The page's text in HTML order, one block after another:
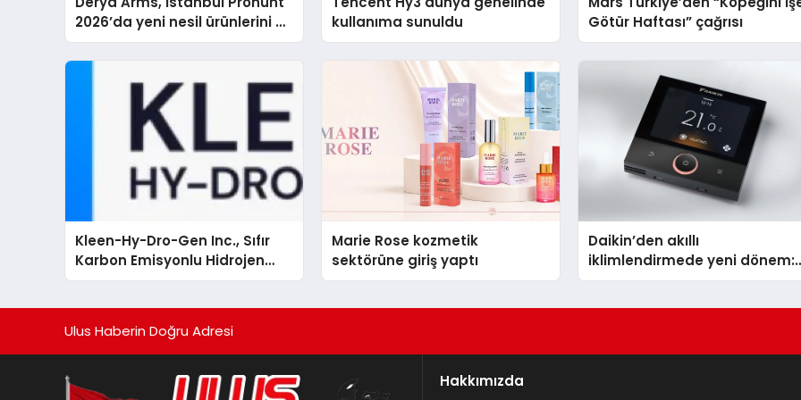
2026’da yeni nesil ürünlerini ve
global marka vizyonunu
sergiledi
kullanıma sunuldu
Götür Haftası” çağrısı
Kleen-Hy-Dro-Gen Inc., Sıfır
Karbon Emisyonlu Hidrojen
Isıtma Teknolojisinde ISO ve
Marie Rose kozmetik
sektörüne giriş yaptı
Daikin’den akıllı
iklimlendirmede yeni dönem:
Madoka Plus Türkiye’de
Ulus Haberin Doğru Adresi
Hakkımızda